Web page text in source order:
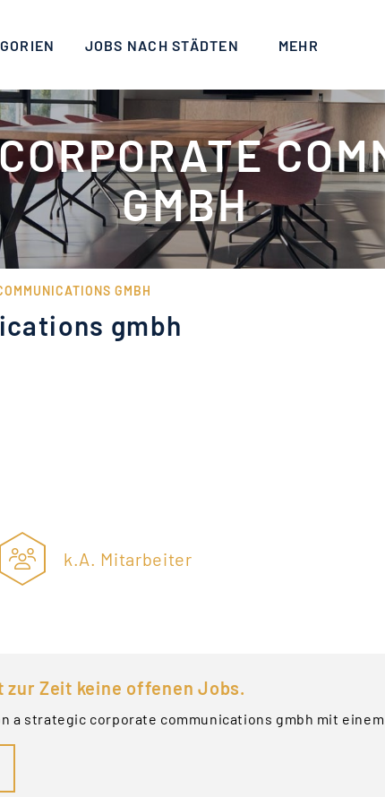
JOBS NACH STÄDTEN MEHR
GMBH
GMBH
gmbh
k.A. Mitarbeiter
Zeit keine offenen Jobs.
a strategic corporate communications gmbh mit